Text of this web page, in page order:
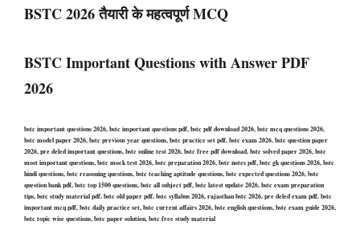
BSTC 2026 तैयारी के महत्वपूर्ण MCQ
BSTC Important Questions with Answer PDF
2026
bstc important questions 2026, bstc important questions pdf, bstc pdf download 2026, bstc mcq questions 2026,
bstc model paper 2026, bstc previous year questions, bstc practice set pdf, bstc exam 2026, bstc question paper
2026, pre deled important questions, bstc online test 2026, bstc free pdf download, bstc solved paper 2026, bstc
most important questions, bstc mock test 2026, bstc preparation 2026, bstc notes pdf, bstc gk questions 2026, bstc
hindi questions, bstc reasoning questions, bstc teaching aptitude questions, bstc expected questions 2026, bstc
question bank pdf, bstc top 1500 questions, bstc all subject pdf, bstc latest update 2026, bstc exam preparation
tips, bstc study material pdf, bstc old paper pdf, bstc syllabus 2026, rajasthan bstc 2026, pre deled exam pdf, bstc
important mcq pdf, bstc daily practice set, bstc current affairs 2026, bstc english questions, bstc exam guide 2026,
bstc topic wise questions, bstc paper solution, bstc free study material